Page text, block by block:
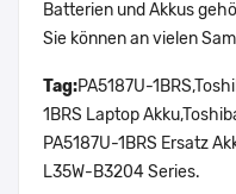
Batterien und Akkus
Sie können an vielen
Tag:PA5187U-
1BRS Laptop
PA5187U-1BRS Ersatz
L35W-B3204 Series.